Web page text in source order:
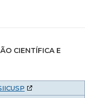
CIENTÍFICA E